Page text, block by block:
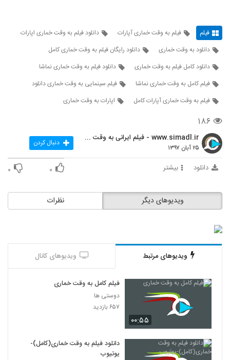
فیلم فیلم به وقت خماری آپارات
دانلود فیلم به وقت خماری اپارات
دانلود به وقت خماری
دانلود رایگان فیلم به وقت خماری کامل
دانلود کامل فیلم به وقت خماری
دانلود فیلم به وقت خماری نماشا
فیلم کامل به وقت خماری نماشا
فیلم سینمایی به وقت خماری دانلود
فیلم به وقت خماری آپارات کامل
اپارات به وقت خماری
۱۸۶
www.simadl.ir - فیلم ایرانی به وقت خماری
۲۵ آبان ۱۳۹۷ دنبال کردن
دانلود بیشتر ۰ ۰
نظرات ویدیوهای دیگر
ویدیوهای مرتبط ویدیوهای کانال
۰۰:۵۵
فیلم کامل به وقت خماری
دوستی ها
۶۵۷ بازدید
دانلود فیلم به وقت خماری(کامل)-
یوتیوب